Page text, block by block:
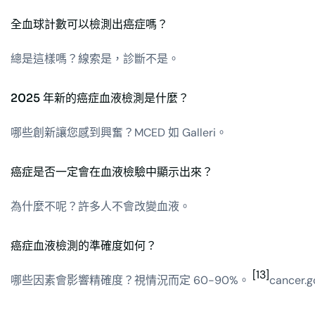
全血球計數可以檢測出癌症嗎？
總是這樣嗎？線索是，診斷不是。
2025 年新的癌症血液檢測是什麼？
哪些創新讓您感到興奮？MCED 如 Galleri。
癌症是否一定會在血液檢驗中顯示出來？
為什麼不呢？許多人不會改變血液。
癌症血液檢測的準確度如何？
哪些因素會影響精確度？視情況而定 60-90%。 [13]